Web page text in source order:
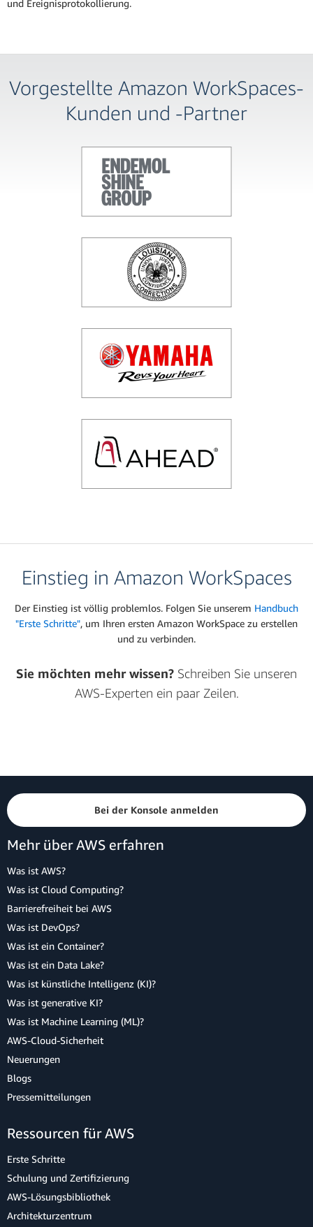
und Ereignisprotokollierung.
Vorgestellte Amazon WorkSpaces-
Kunden und -Partner
Einstieg in Amazon WorkSpaces
Der Einstieg ist völlig problemlos. Folgen Sie unserem Handbuch
"Erste Schritte", um Ihren ersten Amazon WorkSpace zu erstellen
und zu verbinden.
Sie möchten mehr wissen? Schreiben Sie unseren
AWS-Experten ein paar Zeilen.
Bei der Konsole anmelden
Mehr über AWS erfahren
Was ist AWS?
Was ist Cloud Computing?
Barrierefreiheit bei AWS
Was ist DevOps?
Was ist ein Container?
Was ist ein Data Lake?
Was ist künstliche Intelligenz (KI)?
Was ist generative KI?
Was ist Machine Learning (ML)?
AWS-Cloud-Sicherheit
Neuerungen
Blogs
Pressemitteilungen
Ressourcen für AWS
Erste Schritte
Schulung und Zertifizierung
AWS-Lösungsbibliothek
Architekturzentrum